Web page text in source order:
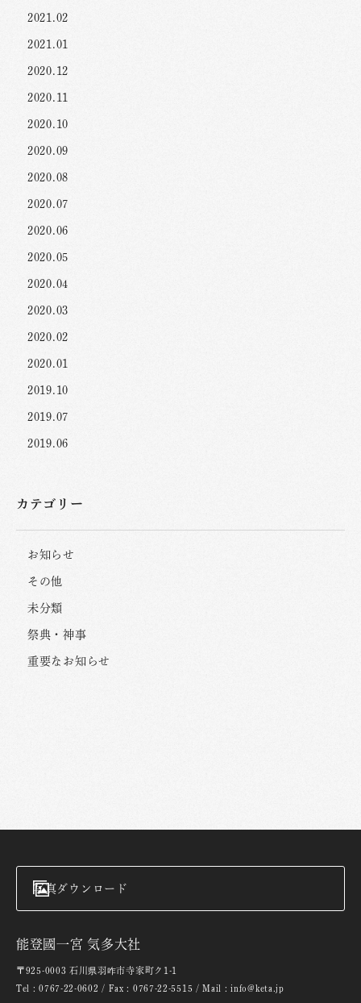
2021.02
2021.01
2020.12
2020.11
2020.10
2020.09
2020.08
2020.07
2020.06
2020.05
2020.04
2020.03
2020.02
2020.01
2019.10
2019.07
2019.06
カテゴリー
お知らせ
その他
未分類
祭典・神事
重要なお知らせ
写真ダウンロード
能登國一宮 気多大社
〒925-0003 石川県羽咋市寺家町ク1-1
Tel : 0767-22-0602 / Fax : 0767-22-5515 / Mail : info@keta.jp